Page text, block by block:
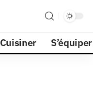
Cuisiner S’équiper